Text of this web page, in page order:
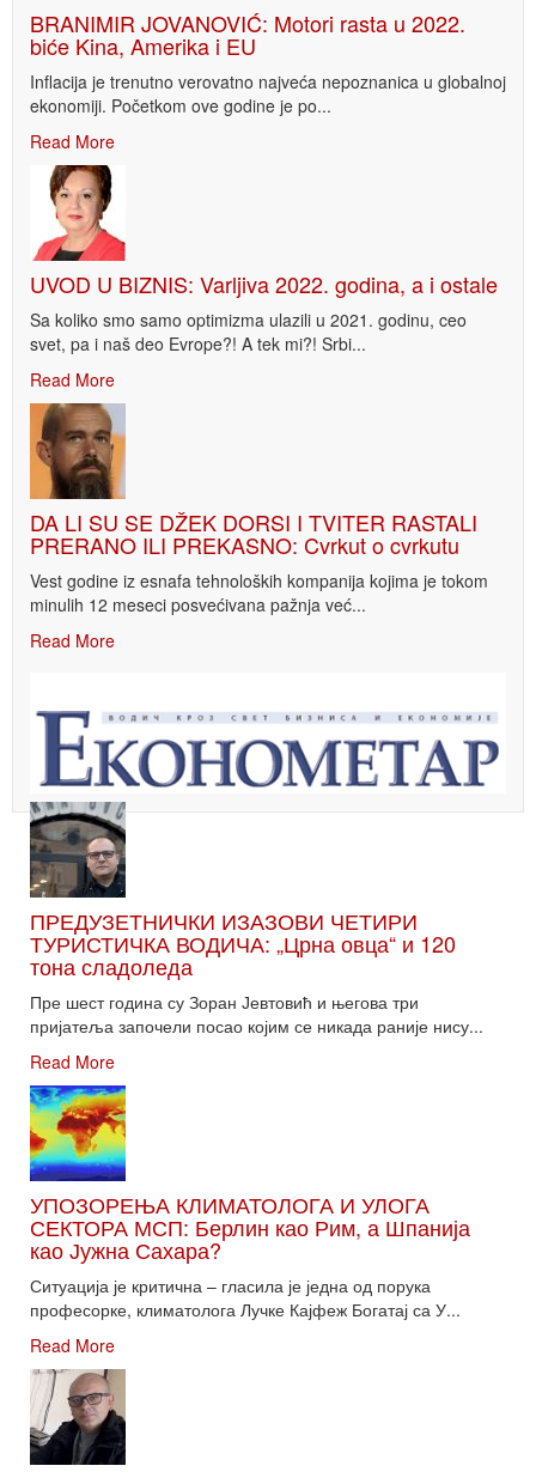
BRANIMIR JOVANOVIĆ: Motori rasta u 2022.
biće Kina, Amerika i EU
Inflacija je trenutno verovatno najveća nepoznanica u globalnoj
ekonomiji. Početkom ove godine je po...
Read More
UVOD U BIZNIS: Varljiva 2022. godina, a i ostale
Sa koliko smo samo optimizma ulazili u 2021. godinu, ceo
svet, pa i naš deo Evrope?! A tek mi?! Srbi...
Read More
DA LI SU SE DŽEK DORSI I TVITER RASTALI
PRERANO ILI PREKASNO: Cvrkut o cvrkutu
Vest godine iz esnafa tehnoloških kompanija kojima je tokom
minulih 12 meseci posvećivana pažnja već...
Read More
ПРЕДУЗЕТНИЧКИ ИЗАЗОВИ ЧЕТИРИ
ТУРИСТИЧКА ВОДИЧА: „Црна овца“ и 120
тона сладоледа
Пре шест година су Зоран Јевтовић и његова три
пријатеља започели посао којим се никада раније нису...
Read More
УПОЗОРЕЊА КЛИМАТОЛОГА И УЛОГА
СЕКТОРА МСП: Берлин као Рим, а Шпанија
као Јужна Сахара?
Ситуација је критична – гласила је једна од порука
професорке, климатолога Лучке Кајфеж Богатај са У...
Read More